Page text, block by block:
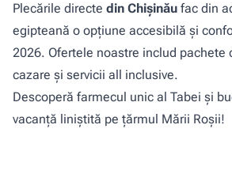
Plecările directe din Chișinău fac din
egipteană o opțiune accesibilă și
2026. Ofertele noastre includ pachete
cazare și servicii all inclusive.
Descoperă farmecul unic al Tabei și
vacanță liniștită pe țărmul Mării Roșii!